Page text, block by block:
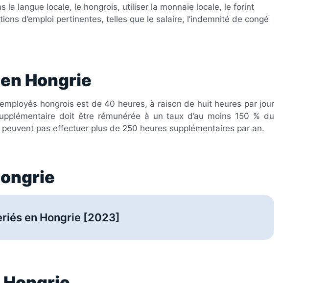
la langue locale, le hongrois, utiliser la monnaie locale, le forint
d’emploi pertinentes, telles que le salaire, l’indemnité de congé
Hongrie
hongrois est de 40 heures, à raison de huit heures par jour
doit être rémunérée à un taux d’au moins 150 % du
pas effectuer plus de 250 heures supplémentaires par an.
en Hongrie [2023]